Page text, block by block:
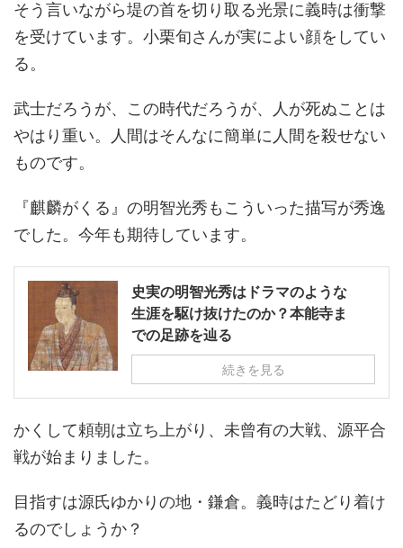
そう言いながら堤の首を切り取る光景に義時は衝撃
を受けています。小栗旬さんが実によい顔をしてい
る。
武士だろうが、この時代だろうが、人が死ぬことは
やはり重い。人間はそんなに簡単に人間を殺せない
ものです。
『麒麟がくる』の明智光秀もこういった描写が秀逸
でした。今年も期待しています。
史実の明智光秀はドラマのような
生涯を駆け抜けたのか？本能寺ま
での足跡を辿る
続きを見る
かくして頼朝は立ち上がり、未曾有の大戦、源平合
戦が始まりました。
目指すは源氏ゆかりの地・鎌倉。義時はたどり着け
るのでしょうか？